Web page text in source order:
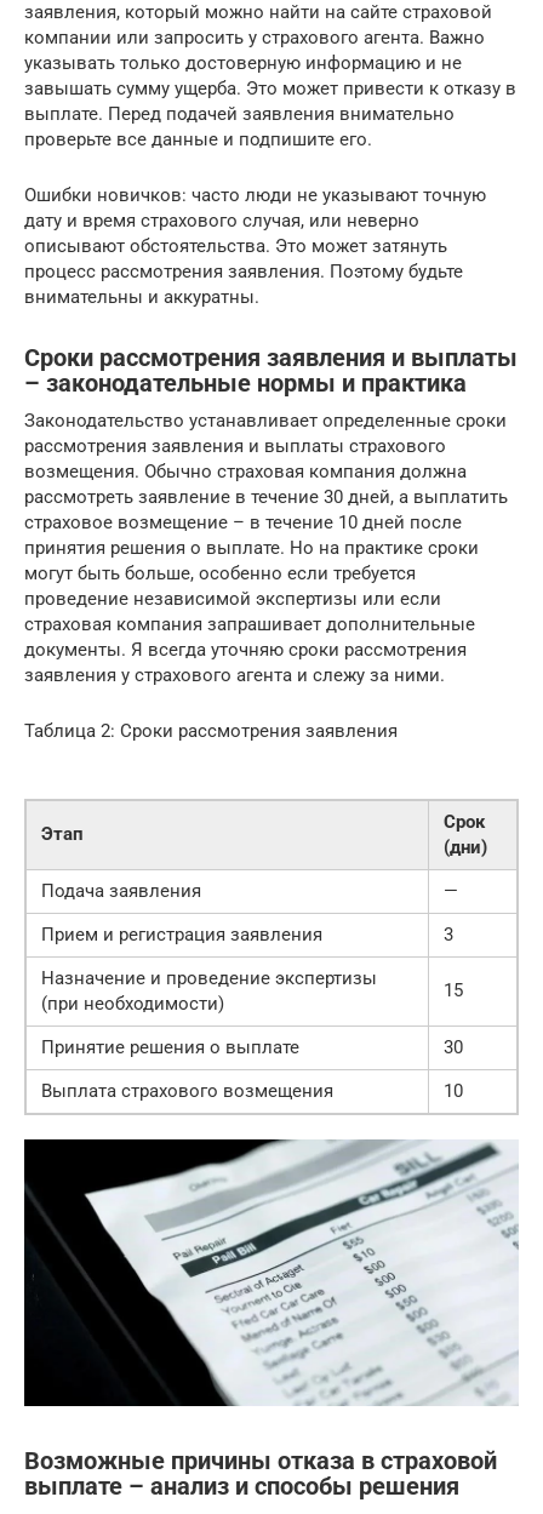
заявления, который можно найти на сайте страховой
компании или запросить у страхового агента. Важно
указывать только достоверную информацию и не
завышать сумму ущерба. Это может привести к отказу в
выплате. Перед подачей заявления внимательно
проверьте все данные и подпишите его.
Ошибки новичков: часто люди не указывают точную
дату и время страхового случая, или неверно
описывают обстоятельства. Это может затянуть
процесс рассмотрения заявления. Поэтому будьте
внимательны и аккуратны.
Сроки рассмотрения заявления и выплаты
– законодательные нормы и практика
Законодательство устанавливает определенные сроки
рассмотрения заявления и выплаты страхового
возмещения. Обычно страховая компания должна
рассмотреть заявление в течение 30 дней, а выплатить
страховое возмещение – в течение 10 дней после
принятия решения о выплате. Но на практике сроки
могут быть больше, особенно если требуется
проведение независимой экспертизы или если
страховая компания запрашивает дополнительные
документы. Я всегда уточняю сроки рассмотрения
заявления у страхового агента и слежу за ними.
Таблица 2: Сроки рассмотрения заявления
Этап
Срок
(дни)
Подача заявления
—
Прием и регистрация заявления
3
Назначение и проведение экспертизы
(при необходимости)
15
Принятие решения о выплате
30
Выплата страхового возмещения
10
Возможные причины отказа в страховой
выплате – анализ и способы решения